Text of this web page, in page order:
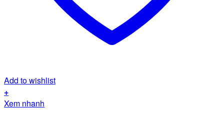
Add to wishlist
+
Xem nhanh